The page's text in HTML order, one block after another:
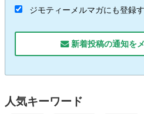
ジモティーメルマガにも登録
新着投稿の通知を
人気キーワード